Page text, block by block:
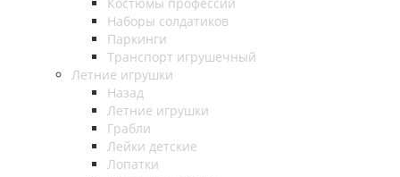
Наборы солдатиков
Паркинги
Транспорт игрушечный
Летние игрушки
Назад
Летние игрушки
Грабли
Лейки детские
Лопатки